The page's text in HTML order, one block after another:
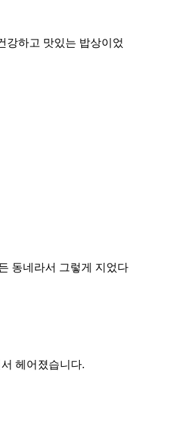
강하고 맛있는 밥상이었
동네라서 그렇게 지었다
헤어졌습니다.